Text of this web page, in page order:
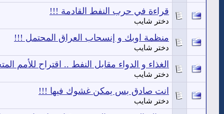
قراءة في حرب النفط القادمة !!!
دختر شايب
منظمة اوبك و إنسحاب العراق المحتمل !!!
دختر شايب
الغذاء و الدواء مقابل النفط .. اقتراح للأمم
دختر شايب
انت صادق بس يمكن غشوك فيها !!!
دختر شايب